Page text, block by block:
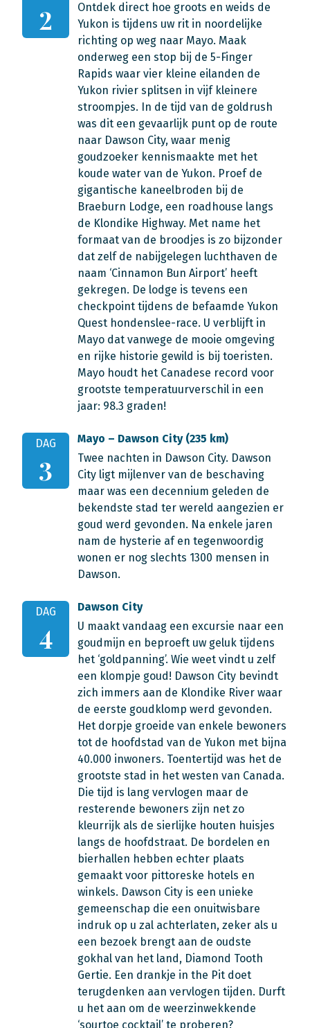
2
Ontdek direct hoe groots en weids de
Yukon is tijdens uw rit in noordelijke
richting op weg naar Mayo. Maak
onderweg een stop bij de 5-Finger
Rapids waar vier kleine eilanden de
Yukon rivier splitsen in vijf kleinere
stroompjes. In de tijd van de goldrush
was dit een gevaarlijk punt op de route
naar Dawson City, waar menig
goudzoeker kennismaakte met het
koude water van de Yukon. Proef de
gigantische kaneelbroden bij de
Braeburn Lodge, een roadhouse langs
de Klondike Highway. Met name het
formaat van de broodjes is zo bijzonder
dat zelf de nabijgelegen luchthaven de
naam ‘Cinnamon Bun Airport’ heeft
gekregen. De lodge is tevens een
checkpoint tijdens de befaamde Yukon
Quest hondenslee-race. U verblijft in
Mayo dat vanwege de mooie omgeving
en rijke historie gewild is bij toeristen.
Mayo houdt het Canadese record voor
grootste temperatuurverschil in een
jaar: 98.3 graden!
DAG
3
Mayo – Dawson City (235 km)
Twee nachten in Dawson City. Dawson
City ligt mijlenver van de beschaving
maar was een decennium geleden de
bekendste stad ter wereld aangezien er
goud werd gevonden. Na enkele jaren
nam de hysterie af en tegenwoordig
wonen er nog slechts 1300 mensen in
Dawson.
DAG
4
Dawson City
U maakt vandaag een excursie naar een
goudmijn en beproeft uw geluk tijdens
het ‘goldpanning’. Wie weet vindt u zelf
een klompje goud! Dawson City bevindt
zich immers aan de Klondike River waar
de eerste goudklomp werd gevonden.
Het dorpje groeide van enkele bewoners
tot de hoofdstad van de Yukon met bijna
40.000 inwoners. Toentertijd was het de
grootste stad in het westen van Canada.
Die tijd is lang vervlogen maar de
resterende bewoners zijn net zo
kleurrijk als de sierlijke houten huisjes
langs de hoofdstraat. De bordelen en
bierhallen hebben echter plaats
gemaakt voor pittoreske hotels en
winkels. Dawson City is een unieke
gemeenschap die een onuitwisbare
indruk op u zal achterlaten, zeker als u
een bezoek brengt aan de oudste
gokhal van het land, Diamond Tooth
Gertie. Een drankje in the Pit doet
terugdenken aan vervlogen tijden. Durft
u het aan om de weerzinwekkende
‘sourtoe cocktail’ te proberen?